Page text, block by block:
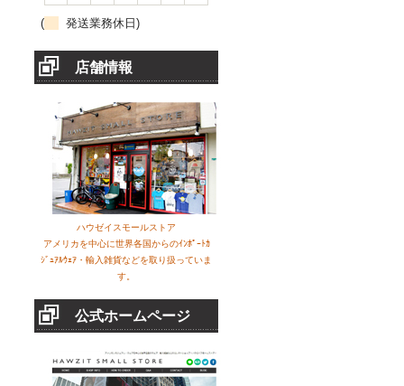
( 発送業務休日)
店舗情報
ハウゼイスモールストア
アメリカを中心に世界各国からのｲﾝﾎﾟｰﾄｶ
ｼﾞｭｱﾙｳｪｱ・輸入雑貨などを取り扱っていま
す。
公式ホームページ